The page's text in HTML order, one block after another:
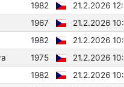
1982
21.2.2026
1967
21.2.2026
1982
21.2.2026
1975
21.2.2026
1982
21.2.2026